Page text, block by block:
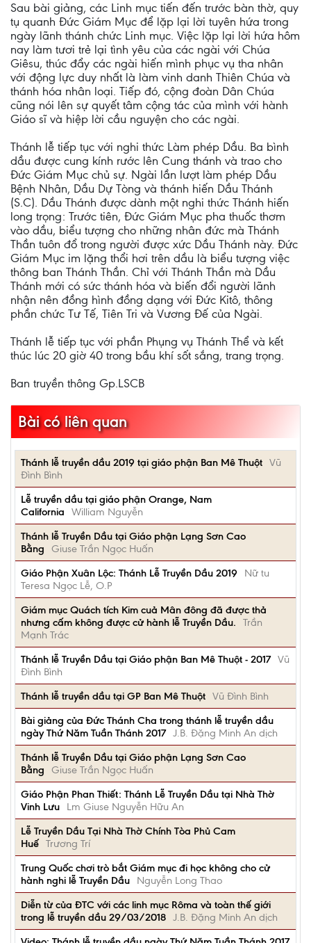
Sau bài giảng, các Linh mục tiến đến trước bàn thờ, quy
tụ quanh Đức Giám Mục để lặp lại lời tuyên hứa trong
ngày lãnh thánh chức Linh mục. Việc lặp lại lời hứa hôm
nay làm tươi trẻ lại tình yêu của các ngài với Chúa
Giêsu, thúc đẩy các ngài hiến mình phục vụ tha nhân
với động lực duy nhất là làm vinh danh Thiên Chúa và
thánh hóa nhân loại. Tiếp đó, cộng đoàn Dân Chúa
cũng nói lên sự quyết tâm cộng tác của mình với hành
Giáo sĩ và hiệp lời cầu nguyện cho các ngài.
Thánh lễ tiếp tục với nghi thức Làm phép Dầu. Ba bình
dầu được cung kính rước lên Cung thánh và trao cho
Đức Giám Mục chủ sự. Ngài lần lượt làm phép Dầu
Bệnh Nhân, Dầu Dự Tòng và thánh hiến Dầu Thánh
(S.C). Dầu Thánh được dành một nghi thức Thánh hiến
long trọng: Trước tiên, Đức Giám Mục pha thuốc thơm
vào dầu, biểu tượng cho những nhân đức mà Thánh
Thần tuôn đổ trong người được xức Dầu Thánh này. Đức
Giám Mục im lặng thổi hơi trên dầu là biểu tượng việc
thông ban Thánh Thần. Chỉ với Thánh Thần mà Dầu
Thánh mới có sức thánh hóa và biến đổi người lãnh
nhận nên đồng hình đồng dạng với Đức Kitô, thông
phần chức Tư Tế, Tiên Tri và Vương Đế của Ngài.
Thánh lễ tiếp tục với phần Phụng vụ Thánh Thể và kết
thúc lúc 20 giờ 40 trong bầu khí sốt sắng, trang trọng.
Ban truyền thông Gp.LSCB
Bài có liên quan
Thánh lễ truyền dầu 2019 tại giáo phận Ban Mê Thuột Vũ
Đình Bình
Lễ truyền dầu tại giáo phận Orange, Nam
California
William Nguyễn
Thánh lễ Truyền Dầu tại Giáo phận Lạng Sơn Cao
Bằng
Giuse Trần Ngọc Huấn
Giáo Phận Xuân Lộc: Thánh Lễ Truyền Dầu 2019
Nữ tu
Teresa Ngọc Lễ, O.P
Giám mục Quách tích Kim cuả Mân đông đã được thả
nhưng cấm không được cử hành lễ Truyền Dầu.
Trần
Mạnh Trác
Thánh lễ Truyền Dầu tại Giáo phận Ban Mê Thuột - 2017 Vũ
Đình Bình
Thánh lễ truyền dầu tại GP Ban Mê Thuột Vũ Đình Bình
Bài giảng của Đức Thánh Cha trong thánh lễ truyền dầu
ngày Thứ Năm Tuần Thánh 2017 J.B. Đặng Minh An dịch
Thánh lễ Truyền Dầu tại Giáo phận Lạng Sơn Cao
Bằng
Giuse Trần Ngọc Huấn
Giáo Phận Phan Thiết: Thánh Lễ Truyền Dầu tại Nhà Thờ
Vinh Lưu
Lm Giuse Nguyễn Hữu An
Lễ Truyền Dầu Tại Nhà Thờ Chính Tòa Phủ Cam
Huế Trương Trí
Trung Quốc chơi trò bắt Giám mục đi học không cho cử
hành nghi lễ Truyền Dầu
Nguyễn Long Thao
Diễn từ của ĐTC với các linh mục Rôma và toàn thế giới
trong lễ truyền dầu 29/03/2018 J.B. Đặng Minh An dịch